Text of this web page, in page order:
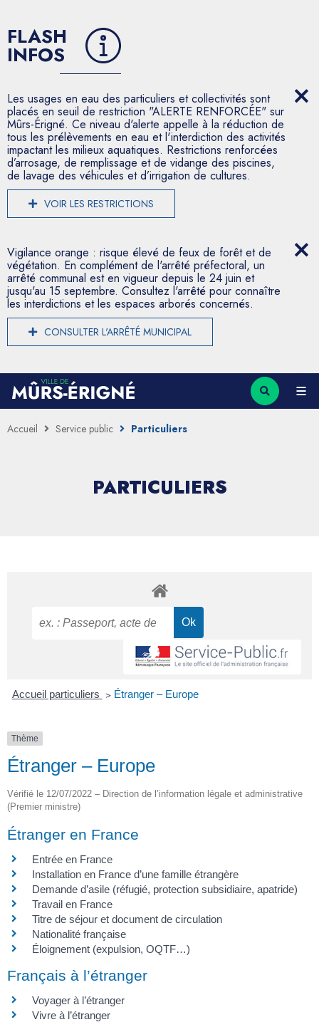
FLASH
INFOS
Les usages en eau des particuliers et collectivités sont
placés en seuil de restriction "ALERTE RENFORCÉE" sur
Mûrs-Érigné. Ce niveau d'alerte appelle à la réduction de
tous les prélèvements en eau et l'interdiction des activités
impactant les milieux aquatiques. Restrictions renforcées
d’arrosage, de remplissage et de vidange des piscines,
de lavage des véhicules et d’irrigation de cultures.
VOIR LES RESTRICTIONS
Vigilance orange : risque élevé de feux de forêt et de
végétation. En complément de l'arrêté préfectoral, un
arrêté communal est en vigueur depuis le 24 juin et
jusqu'au 15 septembre. Consultez l'arrêté pour connaître
les interdictions et les espaces arborés concernés.
CONSULTER L'ARRÊTÉ MUNICIPAL
Accueil Service public Particuliers
PARTICULIERS
Accueil particuliers > Étranger – Europe
Thème
Étranger – Europe
Vérifié le 12/07/2022 – Direction de l’information légale et administrative
(Premier ministre)
Étranger en France
Entrée en France
Installation en France d’une famille étrangère
Demande d’asile (réfugié, protection subsidiaire, apatride)
Travail en France
Titre de séjour et document de circulation
Nationalité française
Éloignement (expulsion, OQTF…)
Français à l’étranger
Voyager à l’étranger
Vivre à l’étranger